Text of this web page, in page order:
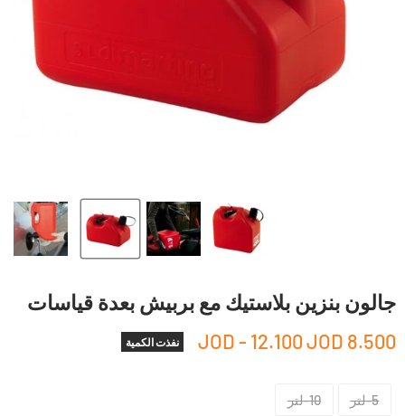
جالون بنزين بلاستيك مع بربيش بعدة قياسات
8.500 JOD
- 12.100 JOD نفذت الكمية
5-لتر 10-لتر